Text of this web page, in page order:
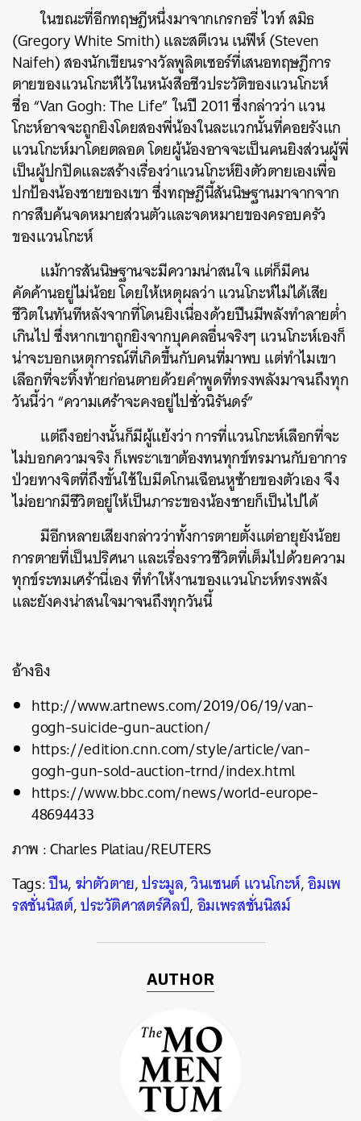
ในขณะที่อีกทฤษฎีหนึ่งมาจากเกรกอรี่ ไวท์ สมิธ
(Gregory White Smith)และสตีเวน เนฟีห์ (Steven
Naifeh)สองนักเขียนรางวัลพูลิตเซอร์ที่เสนอทฤษฎีการ
ตายของแวนโกะห์ไว้ในหนังสือชีวประวัติของแวนโกะห์
ชื่อ “Van Gogh: The Life” ในปี 2011 ซึ่งกล่าวว่า แวน
โกะห์อาจจะถูกยิงโดยสองพี่น้องในละแวกนั้นที่คอยรังแก
แวนโกะห์มาโดยตลอด โดยผู้น้องอาจจะเป็นคนยิงส่วนผู้พี่
เป็นผู้ปกปิดและสร้างเรื่องว่าแวนโกะห์ยิงตัวตายเองเพื่อ
ปกป้องน้องชายของเขาซึ่งทฤษฎีนี้สันนิษฐานมาจากจาก
การสืบค้นจดหมายส่วนตัวและจดหมายของครอบครัว
ของแวนโกะห์
แม้การสันนิษฐานจะมีความน่าสนใจแต่ก็มีคน
คัดค้านอยู่ไม่น้อย โดยให้เหตุผลว่า แวนโกะห์ไม่ได้เสีย
ชีวิตในทันทีหลังจากที่โดนยิงเนื่องด้วยปืนมีพลังทำลายต่ำ
เกินไป ซึ่งหากเขาถูกยิงจากบุคคลอื่นจริงๆ แวนโกะห์เองก็
น่าจะบอกเหตุการณ์ที่เกิดขึ้นกับคนที่มาพบ แต่ทำไมเขา
เลือกที่จะทิ้งท้ายก่อนตายด้วยคำพูดที่ทรงพลังมาจนถึงทุก
วันนี้ว่า “ความเศร้าจะคงอยู่ไปชั่วนิรันดร์”
แต่ถึงอย่างนั้นก็มีผู้แย้งว่า การที่แวนโกะห์เลือกที่จะ
ไม่บอกความจริง ก็เพระาเขาต้องทนทุกข์ทรมานกับอาการ
ป่วยทางจิตที่ถึงขั้นใช้ใบมีดโกนเฉือนหูซ้ายของตัวเอง จึง
ไม่อยากมีชีวิตอยู่ให้เป็นภาระของน้องชายก็เป็นไปได้
มีอีกหลายเสียงกล่าวว่าทั้งการตายตั้งแต่อายุยังน้อย
การตายที่เป็นปริศนา และเรื่องราวชีวิตที่เต็มไปด้วยความ
ทุกข์ระทมเศร้านี่เอง ที่ทำให้งานของแวนโกะห์ทรงพลัง
และยังคงน่าสนใจมาจนถึงทุกวันนี้
อ้างอิง
http://www.artnews.com/2019/06/19/van-
gogh-suicide-gun-auction/
https://edition.cnn.com/style/article/van-
gogh-gun-sold-auction-trnd/index.html
https://www.bbc.com/news/world-europe-
48694433
ภาพ : Charles Platiau/REUTERS
Tags:ปืน,ฆ่าตัวตาย,ประมูล,วินเซนต์ แวนโกะห์,อิมเพ
รสชั่นนิสต์,ประวัติศาสตร์ศิลป์,อิมเพรสชั่นนิสม์
AUTHOR
ค้นหา
SHARE